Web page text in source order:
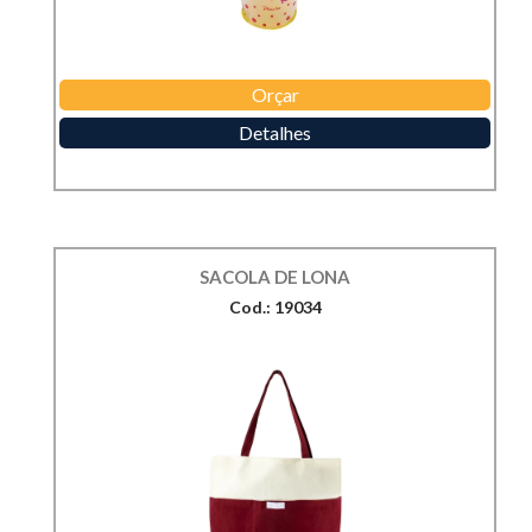
Orçar
Detalhes
SACOLA DE LONA
Cod.: 19034